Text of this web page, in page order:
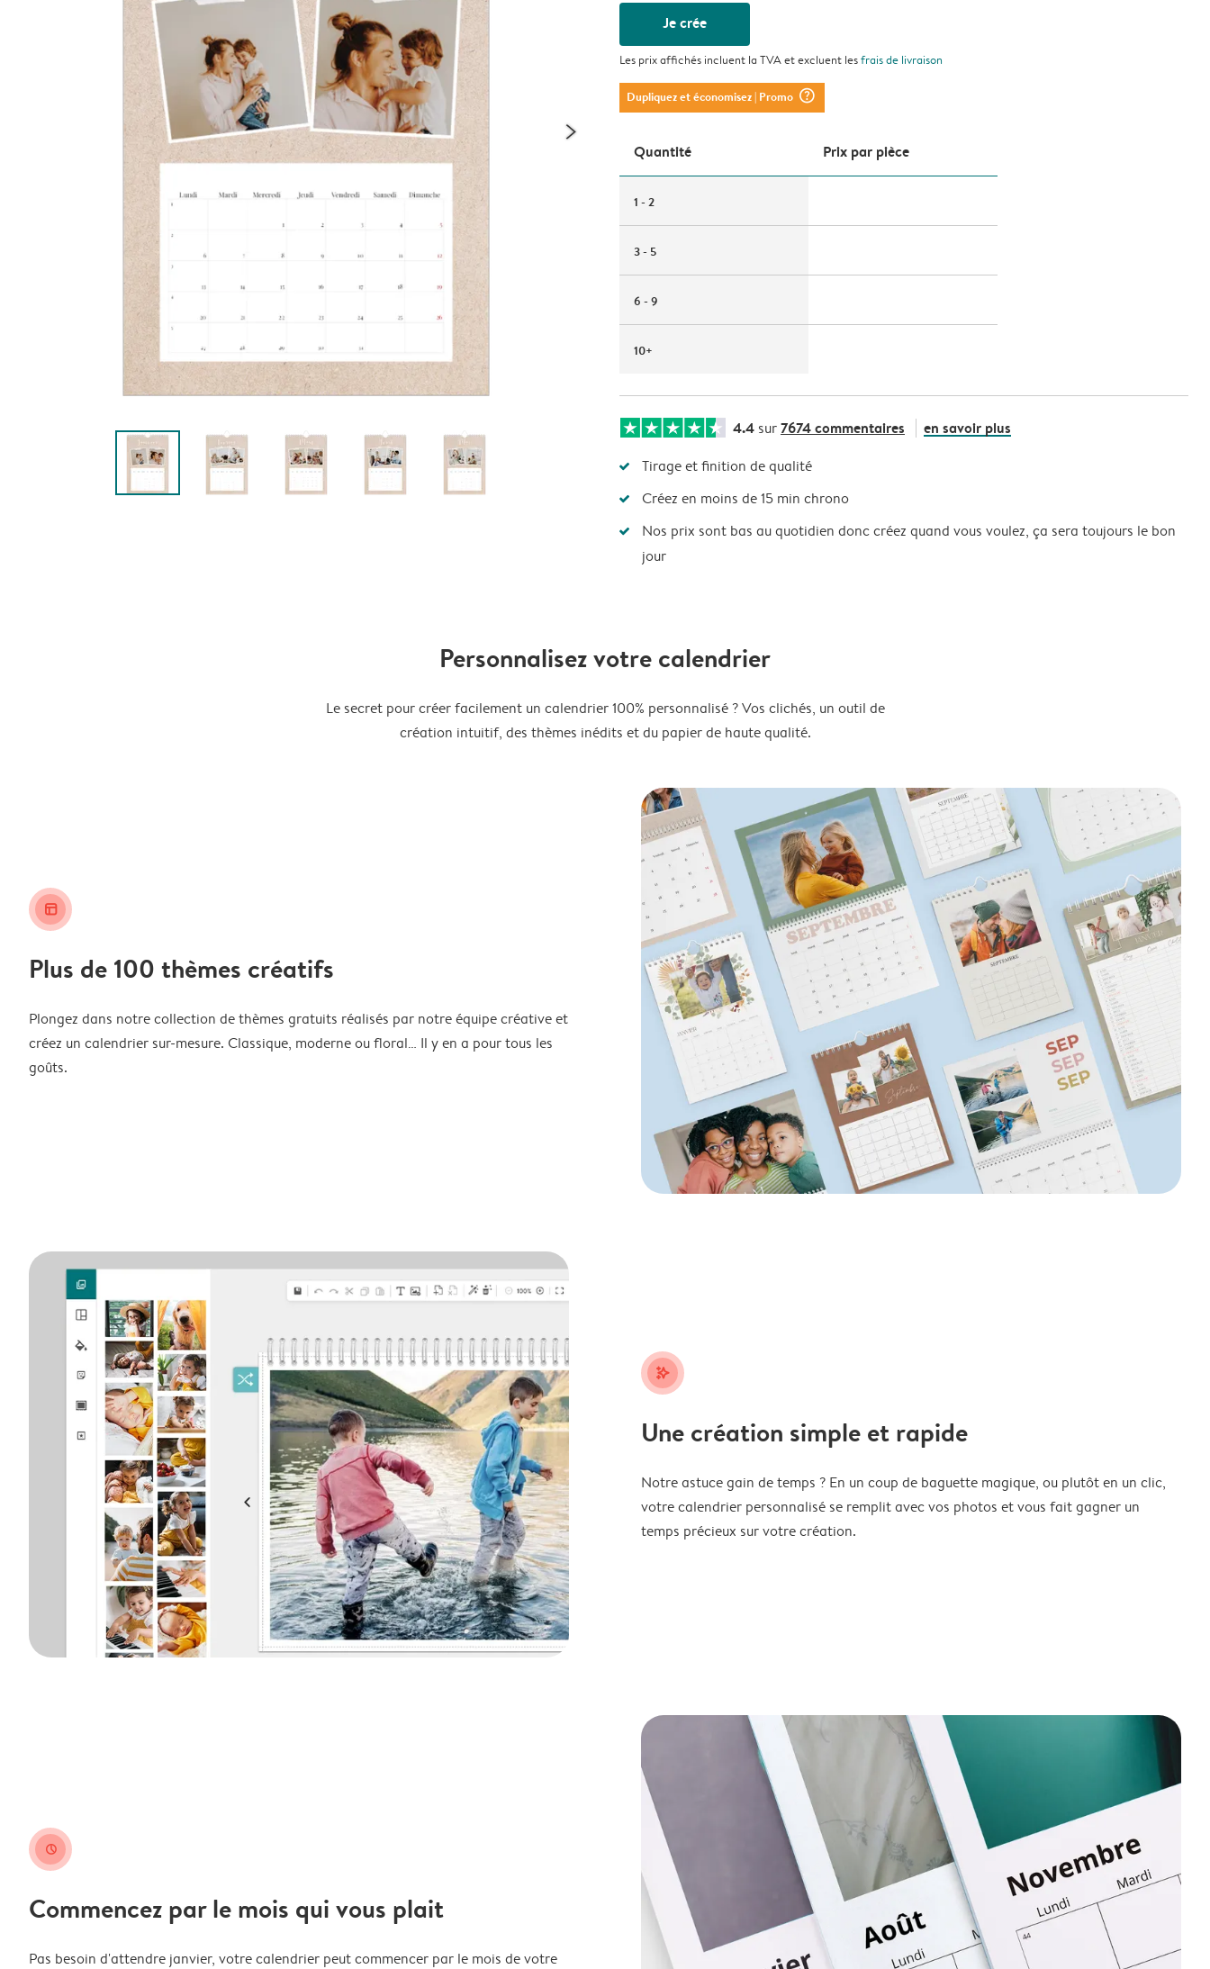
Je crée
Les prix affichés incluent la TVA et excluent lesfrais de livraison
Dupliquez et économisez| Promo question_mark_circle
Quantité Prix ​​par pièce
1 - 2
3 - 5
6 - 9
10+
4.4 sur7674 commentaires en savoir plus
Tirage et finition de qualité
Créez en moins de 15 min chrono
Nos prix sont bas au quotidien donc créez quand vous voulez, ça sera toujours le bon
jour
Personnalisez votre calendrier
Le secret pour créer facilement un calendrier 100% personnalisé ? Vos clichés, un outil de
création intuitif, des thèmes inédits et du papier de haute qualité.
layout_alt
Plus de 100 thèmes créatifs
Plongez dans notre collection de thèmes gratuits réalisés par notre équipe créative et
créez un calendrier sur-mesure. Classique, moderne ou floral… Il y en a pour tous les
goûts.
stars_plus
Une création simple et rapide
Notre astuce gain de temps ? En un coup de baguette magique, ou plutôt en un clic,
votre calendrier personnalisé se remplit avec vos photos et vous fait gagner un
temps précieux sur votre création.
clock
Commencez par le mois qui vous plait
Pas besoin d'attendre janvier, votre calendrier peut commencer par le mois de votre